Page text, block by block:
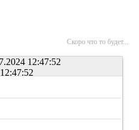
Скоро что то будет...
12:47:52